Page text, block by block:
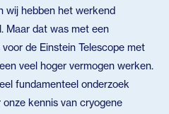
wij hebben het werkend
Maar dat was met een
de Einstein Telescope met
veel hoger vermogen werken.
fundamenteel onderzoek
kennis van cryogene